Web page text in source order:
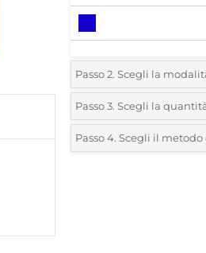
Passo 2. Scegli la
*Seleziona la posizione
1 Colore (Su un lato)
Passo 3. Scegli la
*Quantità desiderata:
Passo 4. Scegli il